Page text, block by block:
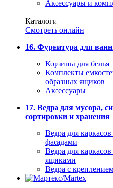
Аксессуары и
Каталоги
Смотреть онлайн
16. Фурнитура для
Корзины для белья
Комплекты
образных ящиков
Аксессуары
17. Ведра для мусора,
сортировки и хранения
Ведра для
фасадами
Ведра для
ящиками
Ведра с